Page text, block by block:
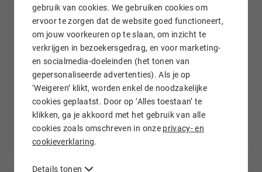
gebruik van cookies. We gebruiken cookies om
ervoor te zorgen dat de website goed functioneert,
om jouw voorkeuren op te slaan, om inzicht te
verkrijgen in bezoekersgedrag, en voor marketing-
en socialmedia-doeleinden (het tonen van
gepersonaliseerde advertenties). Als je op
‘Weigeren’ klikt, worden enkel de noodzakelijke
cookies geplaatst. Door op ‘Alles toestaan’ te
klikken, ga je akkoord met het gebruik van alle
cookies zoals omschreven in onze privacy- en
cookieverklaring.
Details tonen
Nieuw: Blogs en Boekingen
Schrijf je eigen blogs om beter online vindbaar te
zijn, én laat je klanten gemakkelijk online een
afspraak maken via de nieuwe boekingsfunctie.
7 maanden geleden